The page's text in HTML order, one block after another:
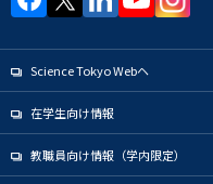
Science Tokyo Webヘ
在学生向け情報
教職員向け情報（学内限定）